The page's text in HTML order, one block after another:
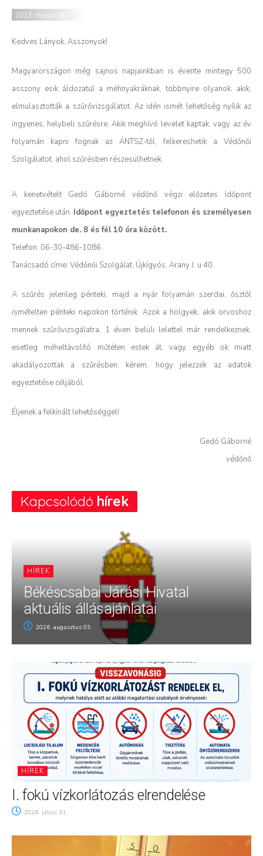
2013. május 06.
Kedves Lányok, Asszonyok!
Magyarországon még sajnos napjainkban is évente mintegy 500
asszony esik áldozatul a méhnyakráknak, többnyire olyanok, akik,
elmulasztották a szűrővizsgálatot. Az idén ismét lehetőség nyílik az
ingyenes, helybeli szűrésre. Akik meghívó levelet kaptak, vagy az év
folyamán kapni fognak az ÁNTSZ-től, felkereshetik a Védőnői
Szolgálatot, ahol szűrésben részesülhetnek.
A kenetvételt Gedó Gáborné védőnő végzi előzetes időpont
egyeztetése után. Időpont egyeztetés telefonon és személyesen
munkanapokon de. 8 és fél 10 óra között.
Telefon: 06-30-486-1086
Tanácsadó címe: Védőnői Szolgálat, Újkígyós, Arany J. u 40.
A szűrés jelenleg pénteki, majd a nyár folyamán szerdai, ősztől
ismételten pénteki napokon történik. Azok a hölgyek, akik orvoshoz
mennek szűrővizsgálatra, 1 éven belüli lelettel már rendelkeznek,
esetleg méheltávolító műtéten estek át, vagy egyéb ok miatt
akadályozottak a szűrésben, kérem, hogy jelezzék az adatok
egyeztetése céljából.
Éljenek a felkínált lehetőséggel!
Gedó Gáborné
védőnő
Kapcsolódó hírek
HÍREK
Békéscsabai Járási Hivatal
aktuális állásajánlatai
2026. augusztus 03.
HÍREK
I. fokú vízkorlátozás elrendelése
2026. július 31.